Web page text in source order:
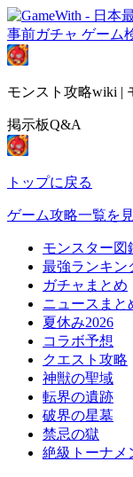
事前ガチャ ゲーム
モンスト攻略wiki |
掲示板Q&A
トップに戻る
ゲーム攻略一覧を
モンスター図
最強ランキン
ガチャまとめ
ニュースまと
夏休み2026
コラボ予想
クエスト攻略
神獣の聖域
転界の遺跡
破界の星墓
禁忌の獄
絶級トーナメ